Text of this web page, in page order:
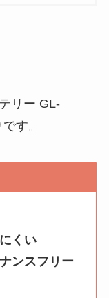
リー GL-
す。
くい
ンスフリー